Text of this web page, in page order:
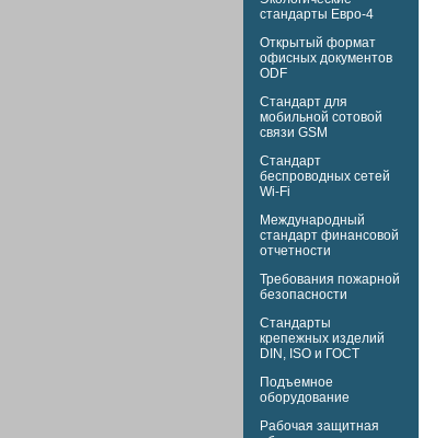
стандарты Евро-4
Открытый формат
офисных документов
ODF
Стандарт для
мобильной сотовой
связи GSM
Стандарт
беспроводных сетей
Wi-Fi
Международный
стандарт финансовой
отчетности
Требования пожарной
безопасности
Стандарты
крепежных изделий
DIN, ISO и ГОСТ
Подъемное
оборудование
Рабочая защитная